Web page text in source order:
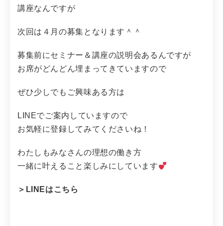
講座なんですが
次回は４月の募集となります＾＾
募集前にセミナー＆講座の説明会あるんですが
お席がどんどん埋まってきていますので
ぜひ少しでもご興味ある方は
LINEでご案内していますので
お気軽に登録してみてくださいね！
わたしもみなさんの理想の働き方
一緒に叶えること楽しみにしています
＞LINEはこちら